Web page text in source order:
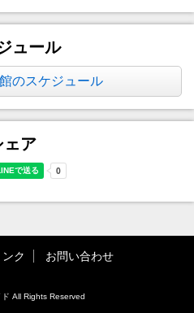
ュール
のスケジュール
ェア
ンク お問い合わせ
All Rights Reserved